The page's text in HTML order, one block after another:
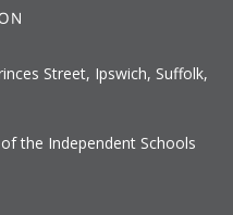
Street, Ipswich, Suffolk,
the Independent Schools